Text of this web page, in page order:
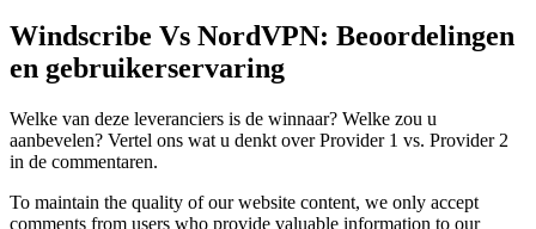
Windscribe Vs NordVPN: Beoordelingen
en gebruikerservaring
Welke van deze leveranciers is de winnaar? Welke zou u
aanbevelen? Vertel ons wat u denkt over Provider 1 vs. Provider 2
in de commentaren.
To maintain the quality of our website content, we only accept
comments from users who provide valuable information to our